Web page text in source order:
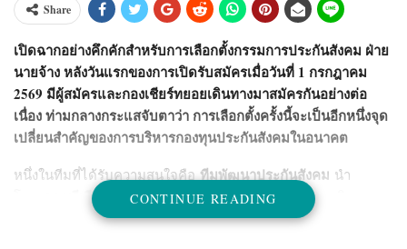
Share
เปิดฉากอย่างคึกคักสำหรับการเลือกตั้งกรรมการประกันสังคม ฝ่าย
นายจ้าง หลังวันแรกของการเปิดรับสมัครเมื่อวันที่ 1 กรกฎาคม
2569 มีผู้สมัครและกองเชียร์ทยอยเดินทางมาสมัครกันอย่างต่อ
เนื่อง ท่ามกลางกระแสจับตาว่า การเลือกตั้งครั้งนี้จะเป็นอีกหนึ่งจุด
เปลี่ยนสำคัญของการบริหารกองทุนประกันสังคมในอนาคต
หนึ่งในทีมที่ได้รับความสนใจคือ ทีมพัฒนาประกันสังคม นำ
ดร.ทวีเกียรติ รองสวัสดิ์พร้อมผู้สมัครครบทั้ง 7 คน เดินทาง
เข้ายื่นใบสมัครและร่วมจับสลากหมายเลขประจำตัวผู้สมัคร
CONTINUE READING